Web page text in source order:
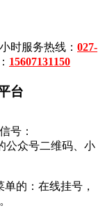
服务热线： 027-
15607131150
台
号：
公众号二维码、小
的：在线挂号，